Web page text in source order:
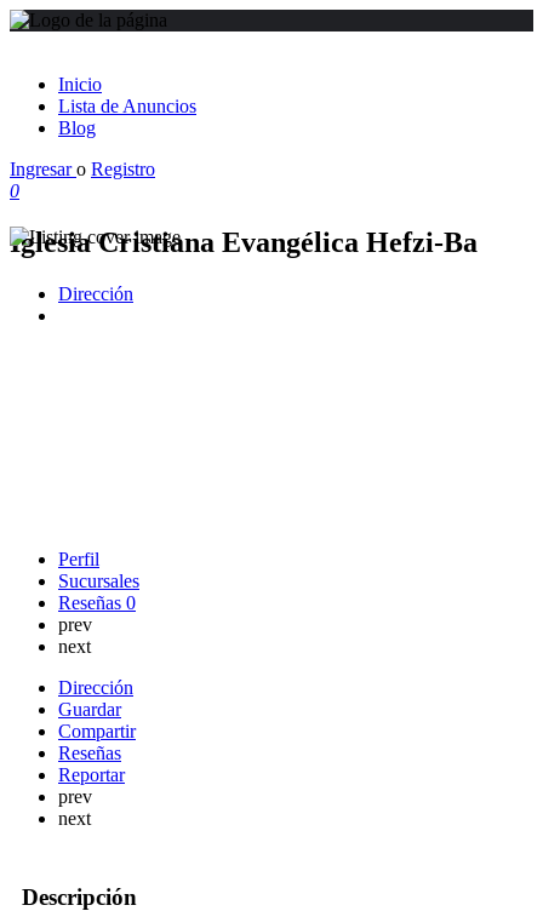
Inicio
Lista de Anuncios
Blog
Ingresaro Registro
0
Iglesia Cristiana Evangélica Hefzi-Ba
Dirección
Perfil
Sucursales
Reseñas 0
prev
next
Dirección
Guardar
Compartir
Reseñas
Reportar
prev
next
Descripción